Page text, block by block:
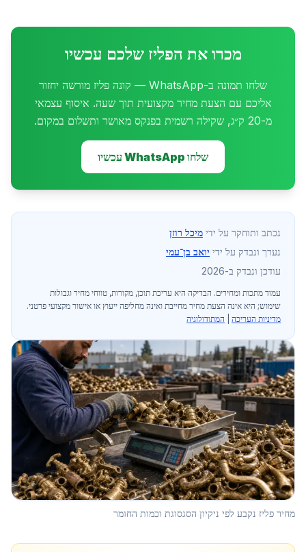
מכרו את הפליז שלכם עכשיו
שלחו תמונה ב-WhatsApp — קונה פליז מורשה יחזור
אליכם עם הצעת מחיר מקצועית תוך שעה. איסוף עצמאי
מ-20 ק״ג, שקילה רשמית בפנקס מאושר ותשלום במקום.
שלחו WhatsApp עכשיו
נכתב ותוחקר על ידי מיכל רוזן
נערך ונבדק על ידי יואב בן־עמי
עודכן ונבדק ב-2026
עמוד מתכות ומחירים. הבדיקה היא עריכת תוכן, מקורות, טווחי מחיר וגבולות
שימוש; היא אינה הצעת מחיר מחייבת ואינה מחליפה ייעוץ או אישור מקצועי פרטני.
מדיניות העריכה
המתודולוגיה
מחיר פליז נקבע לפי ניקיון הסגסוגת וכמות החומר